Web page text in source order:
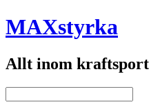
MAXstyrka
Allt inom kraftsport